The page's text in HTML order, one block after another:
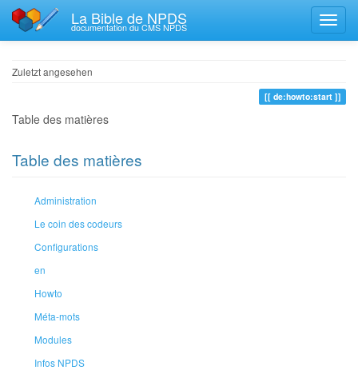
La Bible de NPDS
documentation du CMS NPDS
Zuletzt angesehen
de:howto:start
Table des matières
Table des matières
Administration
Le coin des codeurs
Configurations
en
Howto
Méta-mots
Modules
Infos NPDS